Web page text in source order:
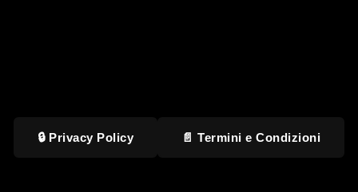
🔒 Privacy Policy 📄 Termini e Condizioni